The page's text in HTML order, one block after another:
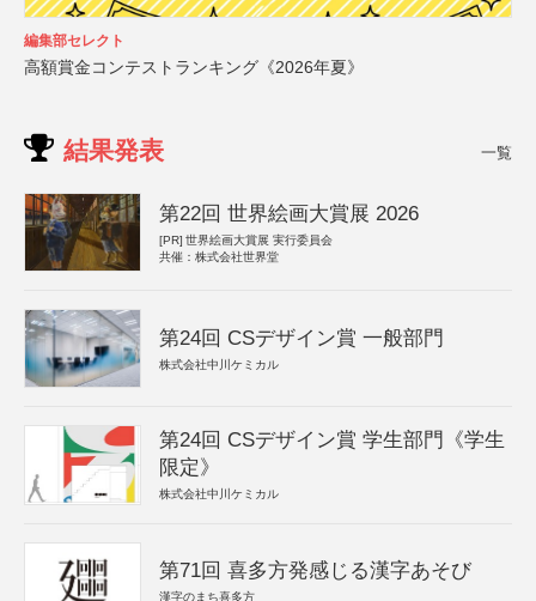
編集部セレクト
高額賞金コンテストランキング《2026年夏》
結果発表 一覧
第22回 世界絵画大賞展 2026
[PR] 世界絵画大賞展 実行委員会
共催：株式会社世界堂
第24回 CSデザイン賞 一般部門
株式会社中川ケミカル
第24回 CSデザイン賞 学生部門《学生
限定》
株式会社中川ケミカル
第71回 喜多方発感じる漢字あそび
漢字のまち喜多方